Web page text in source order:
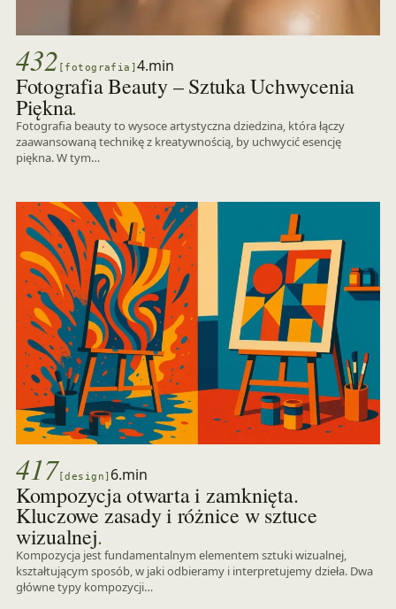
432 [fotografia]4.min
Fotografia Beauty – Sztuka Uchwycenia
Piękna.
Fotografia beauty to wysoce artystyczna dziedzina, która łączy
zaawansowaną technikę z kreatywnością, by uchwycić esencję
piękna. W tym…
417 [design] 6.min
Kompozycja otwarta i zamknięta.
Kluczowe zasady i różnice w sztuce
wizualnej.
Kompozycja jest fundamentalnym elementem sztuki wizualnej,
kształtującym sposób, w jaki odbieramy i interpretujemy dzieła. Dwa
główne typy kompozycji…